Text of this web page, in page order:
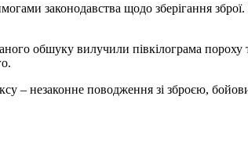
законодавства щодо зберігання
обшуку вилучили півкілограма пороху
– незаконне поводження зі зброєю,